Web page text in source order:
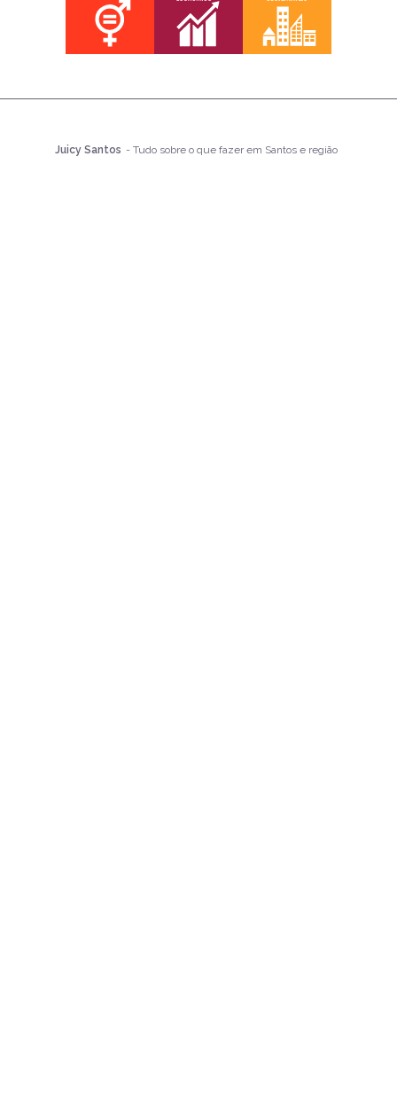
Juicy Santos - Tudo sobre o que fazer em Santos e região